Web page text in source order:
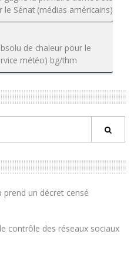
le Sénat (médias américains)
de chaleur pour le
météo) bg/thm
prend un décret censé
contrôle des réseaux sociaux